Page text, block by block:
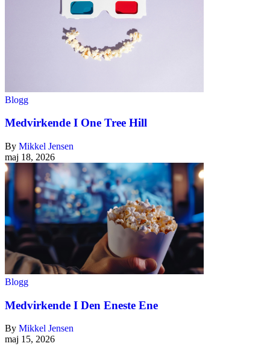
Blogg
Medvirkende I One Tree Hill
By Mikkel Jensen
maj 18, 2026
Blogg
Medvirkende I Den Eneste Ene
By Mikkel Jensen
maj 15, 2026